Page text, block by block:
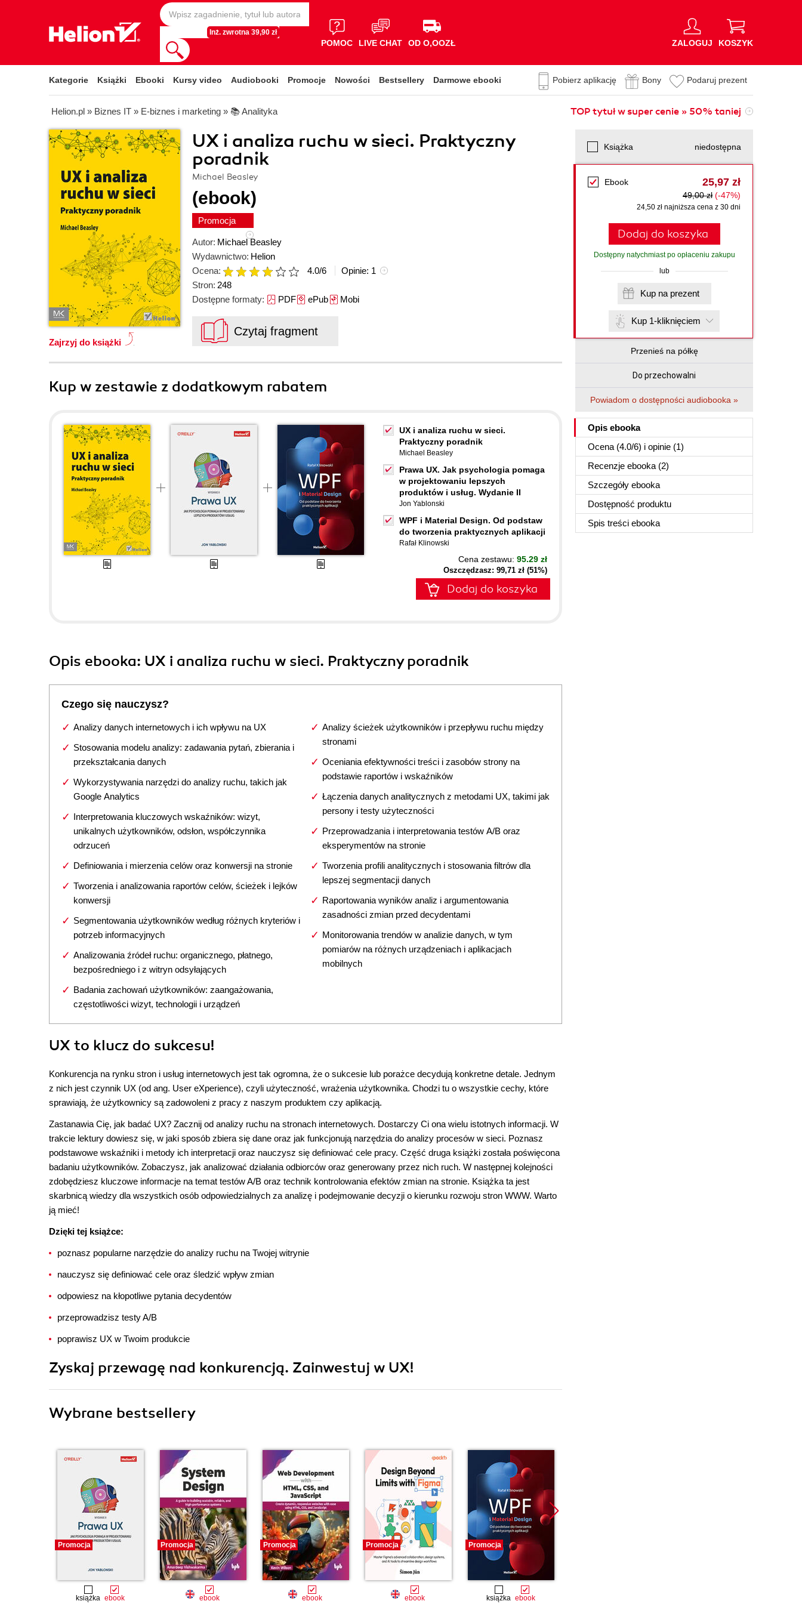
Inż. zwrotna 39,90 zł
POMOC LIVE CHAT OD O,OOZŁ ZALOGUJ KOSZYK
Kategorie Książki Ebooki Kursy video Audiobooki Promocje Nowości Bestsellery Darmowe ebooki Pobierz aplikację Bony Podaruj prezent
Helion.pl » Biznes IT » E-biznes i marketing » 📚 Analityka TOP tytuł w super cenie » 50% taniej
UX i analiza ruchu w sieci. Praktyczny
poradnik
Michael Beasley
(ebook)
Promocja
Zajrzyj do książki
Autor: Michael Beasley
Wydawnictwo: Helion
Ocena:
4.0/6 Opinie: 1
Stron: 248
Dostępne formaty: PDFePubMobi
Czytaj fragment
Książka niedostępna
Ebook 25,97 zł
49,00 zł (-47%)
24,50 zł najniższa cena z 30 dni
Dodaj do koszyka
Dostępny natychmiast po opłaceniu zakupu
lub
Kup na prezent
Kup 1-kliknięciem
Przenieś na półkę
Do przechowalni
Powiadom o dostępności audiobooka »
Opis ebooka
Ocena (4.0/6) i opinie (1)
Recenzje ebooka (2)
Szczegóły ebooka
Dostępność produktu
Spis treści ebooka
Kup w zestawie z dodatkowym rabatem
UX i analiza ruchu w sieci.
Praktyczny poradnik
Michael Beasley
Prawa UX. Jak psychologia pomaga
w projektowaniu lepszych
produktów i usług. Wydanie II
Jon Yablonski
WPF i Material Design. Od podstaw
do tworzenia praktycznych aplikacji
Rafał Klinowski
Cena zestawu: 95.29 zł
Oszczędzasz: 99,71 zł (51%)
Dodaj do koszyka
Opis ebooka: UX i analiza ruchu w sieci. Praktyczny poradnik
Czego się nauczysz?
Analizy danych internetowych i ich wpływu na UX
Stosowania modelu analizy: zadawania pytań, zbierania i
przekształcania danych
Wykorzystywania narzędzi do analizy ruchu, takich jak
Google Analytics
Interpretowania kluczowych wskaźników: wizyt,
unikalnych użytkowników, odsłon, współczynnika
odrzuceń
Definiowania i mierzenia celów oraz konwersji na stronie
Tworzenia i analizowania raportów celów, ścieżek i lejków
konwersji
Segmentowania użytkowników według różnych kryteriów i
potrzeb informacyjnych
Analizowania źródeł ruchu: organicznego, płatnego,
bezpośredniego i z witryn odsyłających
Badania zachowań użytkowników: zaangażowania,
częstotliwości wizyt, technologii i urządzeń
Analizy ścieżek użytkowników i przepływu ruchu między
stronami
Oceniania efektywności treści i zasobów strony na
podstawie raportów i wskaźników
Łączenia danych analitycznych z metodami UX, takimi jak
persony i testy użyteczności
Przeprowadzania i interpretowania testów A/B oraz
eksperymentów na stronie
Tworzenia profili analitycznych i stosowania filtrów dla
lepszej segmentacji danych
Raportowania wyników analiz i argumentowania
zasadności zmian przed decydentami
Monitorowania trendów w analizie danych, w tym
pomiarów na różnych urządzeniach i aplikacjach
mobilnych
UX to klucz do sukcesu!
Konkurencja na rynku stron i usług internetowych jest tak ogromna, że o sukcesie lub porażce decydują konkretne detale. Jednym
z nich jest czynnik UX (od ang. User eXperience), czyli użyteczność, wrażenia użytkownika. Chodzi tu o wszystkie cechy, które
sprawiają, że użytkownicy są zadowoleni z pracy z naszym produktem czy aplikacją.
Zastanawia Cię, jak badać UX? Zacznij od analizy ruchu na stronach internetowych. Dostarczy Ci ona wielu istotnych informacji. W
trakcie lektury dowiesz się, w jaki sposób zbiera się dane oraz jak funkcjonują narzędzia do analizy procesów w sieci. Poznasz
podstawowe wskaźniki i metody ich interpretacji oraz nauczysz się definiować cele pracy. Część druga książki została poświęcona
badaniu użytkowników. Zobaczysz, jak analizować działania odbiorców oraz generowany przez nich ruch. W następnej kolejności
zdobędziesz kluczowe informacje na temat testów A/B oraz technik kontrolowania efektów zmian na stronie. Książka ta jest
skarbnicą wiedzy dla wszystkich osób odpowiedzialnych za analizę i podejmowanie decyzji o kierunku rozwoju stron WWW. Warto
ją mieć!
Dzięki tej książce:
poznasz popularne narzędzie do analizy ruchu na Twojej witrynie
nauczysz się definiować cele oraz śledzić wpływ zmian
odpowiesz na kłopotliwe pytania decydentów
przeprowadzisz testy A/B
poprawisz UX w Twoim produkcie
Zyskaj przewagę nad konkurencją. Zainwestuj w UX!
Wybrane bestsellery
Promocja
książka ebook
Promocja
ebook
Promocja
ebook
Promocja
ebook
Promocja
książka ebook